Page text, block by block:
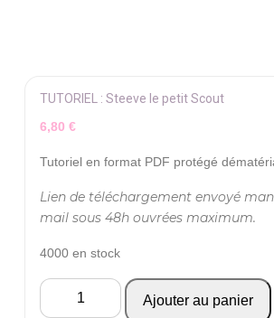
TUTORIEL : Steeve le petit Scout
6,80 €
Tutoriel en format PDF protégé
Lien de téléchargement envoyé
mail sous 48h ouvrées maximum.
4000 en stock
quantité
de
Ajouter au panier